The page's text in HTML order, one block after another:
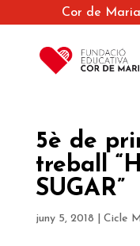
Cor de
5è de
treball
SUGAR”
juny 5, 2018 Cicle